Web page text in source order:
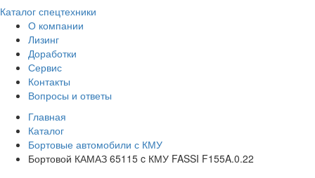
Каталог спецтехники
О компании
Лизинг
Доработки
Сервис
Контакты
Вопросы и ответы
Главная
Каталог
Бортовые автомобили с КМУ
Бортовой КАМАЗ 65115 c КМУ FASSI F155A.0.22